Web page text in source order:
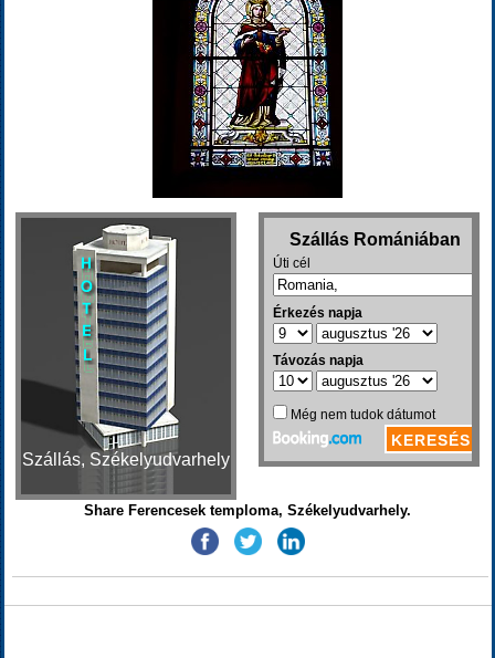
Szállás, Székelyudvarhely
Share Ferencesek temploma, Székelyudvarhely.